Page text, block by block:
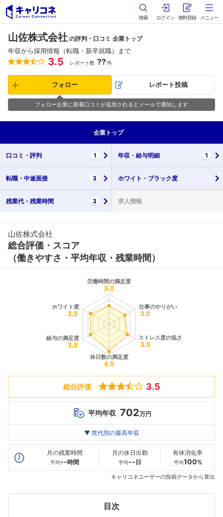
検索 ログイン 無料登録 メニュー
山佐株式会社 の評判・口コミ 企業トップ
年収から採用情報（転職・新卒就職）まで
3.5 レポート数 ??件
フォロー レポート投稿
フォロー企業に新着口コミが追加されるとメールで通知します
企業 トップ
口コミ・ 評判 1 年収・ 給与明細 1
転職・ 中途面接 3 ホワイト・ ブラック度
残業代・ 残業時間 3 求人情報
山佐株式会社
総合評価・スコア
（働きやすさ・平均年収・残業時間）
総合評価 3.5
平均年収 702万円
最高年収
20代
--万
30代
702万
--万
▼ 世代別の最高年収
月の残業時間
平均--時間
月の休日出勤
平均-- 日
有休消化率
平均100%
キャリコネユーザーの投稿データから算出
目次